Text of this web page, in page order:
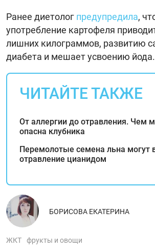
Ранее диетолог предупредила,
употребление картофеля
лишних килограммов, развитию
диабета и мешает усвоению йода.
ЧИТАЙТЕ ТАКЖЕ
От аллергии до отравления. Чем
опасна клубника
Перемолотые семена льна могут
отравление цианидом
БОРИСОВА ЕКАТЕРИНА
ЖКТ фрукты и овощи